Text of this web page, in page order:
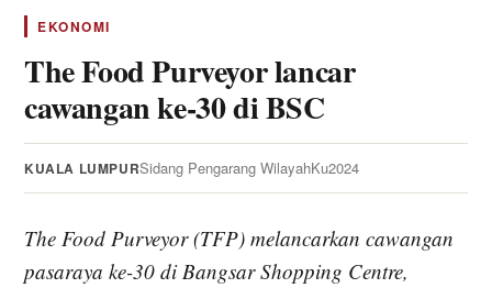
EKONOMI
The Food Purveyor lancar
cawangan ke-30 di BSC
KUALA LUMPURSidang Pengarang WilayahKu2024
The Food Purveyor (TFP) melancarkan cawangan
pasaraya ke-30 di Bangsar Shopping Centre,